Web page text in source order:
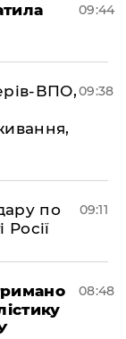
09:44
ВПО,09:38
по
09:11
08:48